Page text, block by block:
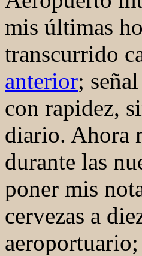
mis últimas
transcurrido
anterior;
con rapidez,
diario. Ahora
durante las
poner mis
cervezas a